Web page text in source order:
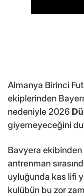
Almanya Birinci
ekiplerinden
nedeniyle 2026
giyemeyeceğini
Bavyera ekibinden
antrenman
uyluğunda kas lifi
kulübün bu zor